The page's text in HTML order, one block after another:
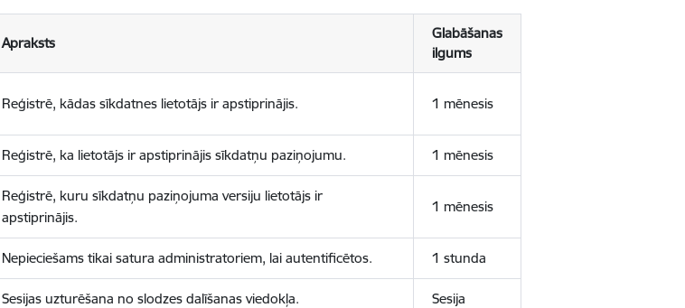
Apraksts
Glabāšanas
ilgums
Reģistrē, kādas sīkdatnes lietotājs ir apstiprinājis. 1 mēnesis
Reģistrē, ka lietotājs ir apstiprinājis sīkdatņu paziņojumu. 1 mēnesis
Reģistrē, kuru sīkdatņu paziņojuma versiju lietotājs ir
apstiprinājis.
1 mēnesis
Nepieciešams tikai satura administratoriem, lai autentificētos. 1 stunda
Sesijas uzturēšana no slodzes dalīšanas viedokļa. Sesija